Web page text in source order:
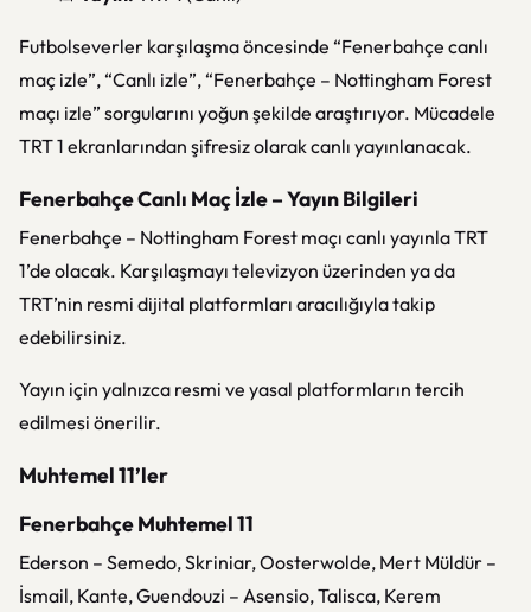
Futbolseverler karşılaşma öncesinde “Fenerbahçe canlı
maç izle”, “Canlı izle”, “Fenerbahçe – Nottingham Forest
maçı izle” sorgularını yoğun şekilde araştırıyor. Mücadele
TRT 1 ekranlarından şifresiz olarak canlı yayınlanacak.
Fenerbahçe Canlı Maç İzle – Yayın Bilgileri
Fenerbahçe – Nottingham Forest maçı canlı yayınla TRT
1’de olacak. Karşılaşmayı televizyon üzerinden ya da
TRT’nin resmi dijital platformları aracılığıyla takip
edebilirsiniz.
Yayın için yalnızca resmi ve yasal platformların tercih
edilmesi önerilir.
Muhtemel 11’ler
Fenerbahçe Muhtemel 11
Ederson – Semedo, Skriniar, Oosterwolde, Mert Müldür –
İsmail, Kante, Guendouzi – Asensio, Talisca, Kerem